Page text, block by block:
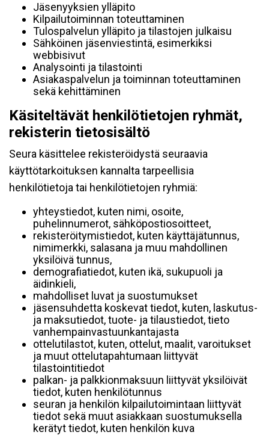
Jäsenyyksien ylläpito
Kilpailutoiminnan toteuttaminen
Tulospalvelun ylläpito ja tilastojen julkaisu
Sähköinen jäsenviestintä, esimerkiksi
webbisivut
Analysointi ja tilastointi
Asiakaspalvelun ja toiminnan toteuttaminen
sekä kehittäminen
Käsiteltävät henkilötietojen ryhmät,
rekisterin tietosisältö
Seura käsittelee rekisteröidystä seuraavia
käyttötarkoituksen kannalta tarpeellisia
henkilötietoja tai henkilötietojen ryhmiä:
yhteystiedot, kuten nimi, osoite,
puhelinnumerot, sähköpostiosoitteet,
rekisteröitymistiedot, kuten käyttäjätunnus,
nimimerkki, salasana ja muu mahdollinen
yksilöivä tunnus,
demografiatiedot, kuten ikä, sukupuoli ja
äidinkieli,
mahdolliset luvat ja suostumukset
jäsensuhdetta koskevat tiedot, kuten, laskutus-
ja maksutiedot, tuote- ja tilaustiedot, tieto
vanhempainvastuunkantajasta
ottelutilastot, kuten, ottelut, maalit, varoitukset
ja muut ottelutapahtumaan liittyvät
tilastointitiedot
palkan- ja palkkionmaksuun liittyvät yksilöivät
tiedot, kuten henkilötunnus
seuran ja henkilön kilpailutoimintaan liittyvät
tiedot sekä muut asiakkaan suostumuksella
kerätyt tiedot, kuten henkilön kuva